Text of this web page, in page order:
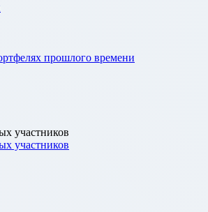
прошлого времени
участников
участников